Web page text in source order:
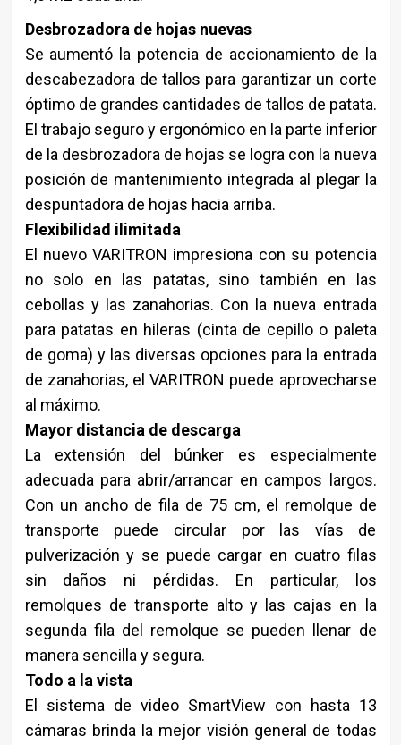
Desbrozadora de hojas nuevas
Se aumentó la potencia de accionamiento de la
descabezadora de tallos para garantizar un corte
óptimo de grandes cantidades de tallos de patata.
El trabajo seguro y ergonómico en la parte inferior
de la desbrozadora de hojas se logra con la nueva
posición de mantenimiento integrada al plegar la
despuntadora de hojas hacia arriba.
Flexibilidad ilimitada
El nuevo VARITRON impresiona con su potencia
no solo en las patatas, sino también en las
cebollas y las zanahorias. Con la nueva entrada
para patatas en hileras (cinta de cepillo o paleta
de goma) y las diversas opciones para la entrada
de zanahorias, el VARITRON puede aprovecharse
al máximo.
Mayor distancia de descarga
La extensión del búnker es especialmente
adecuada para abrir/arrancar en campos largos.
Con un ancho de fila de 75 cm, el remolque de
transporte puede circular por las vías de
pulverización y se puede cargar en cuatro filas
sin daños ni pérdidas. En particular, los
remolques de transporte alto y las cajas en la
segunda fila del remolque se pueden llenar de
manera sencilla y segura.
Todo a la vista
El sistema de video SmartView con hasta 13
cámaras brinda la mejor visión general de todas